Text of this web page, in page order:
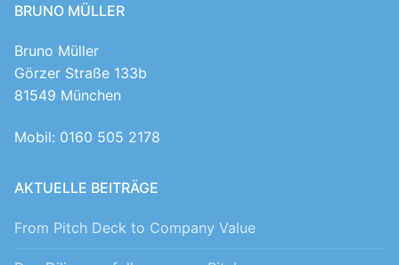
BRUNO MÜLLER
Bruno Müller
Görzer Straße 133b
81549 München
Mobil: 0160 505 2178
AKTUELLE BEITRÄGE
From Pitch Deck to Company Value